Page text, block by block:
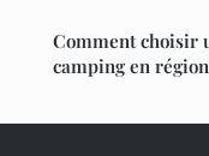
Comment choisir
camping en